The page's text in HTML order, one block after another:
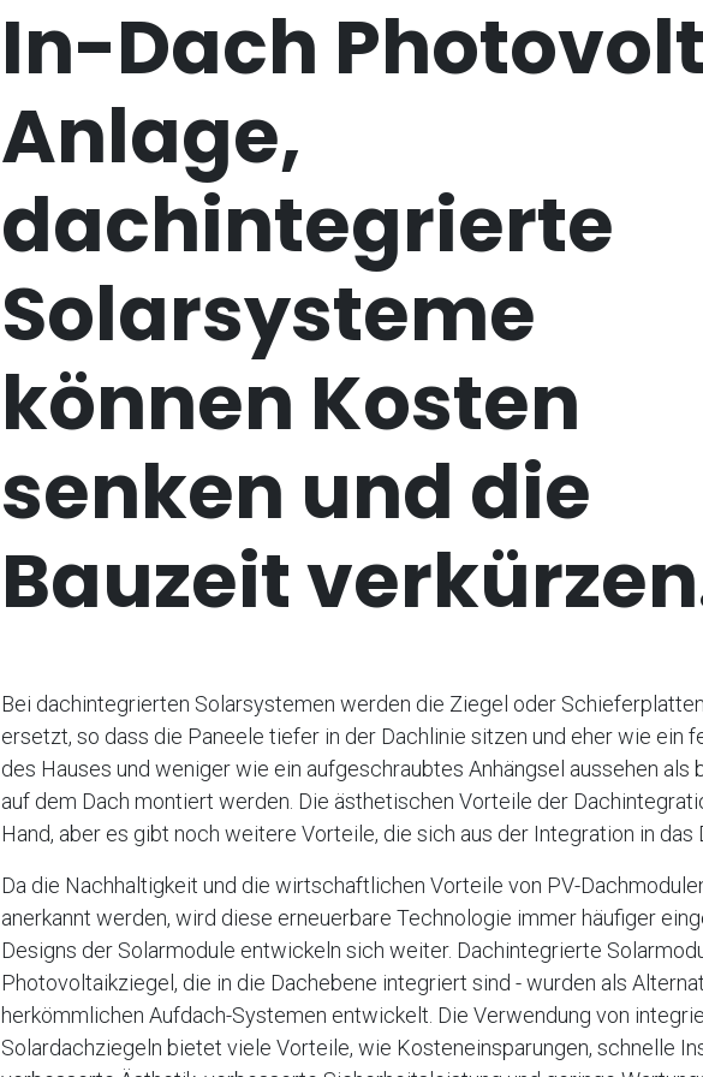
In-Dach
Anlage,
dachintegrierte
Solarsysteme
können Kosten
senken und die
Bauzeit
Bei dachintegrierten Solarsystemen werden die Ziegel oder
ersetzt, so dass die Paneele tiefer in der Dachlinie sitzen und eher wie ein
des Hauses und weniger wie ein aufgeschraubtes Anhängsel aussehen als
auf dem Dach montiert werden. Die ästhetischen Vorteile der
Hand, aber es gibt noch weitere Vorteile, die sich aus der Integration in das
Da die Nachhaltigkeit und die wirtschaftlichen Vorteile von PV-
anerkannt werden, wird diese erneuerbare Technologie immer häufiger
Designs der Solarmodule entwickeln sich weiter. Dachintegrierte
Photovoltaikziegel, die in die Dachebene integriert sind - wurden als
herkömmlichen Aufdach-Systemen entwickelt. Die Verwendung von
Solardachziegeln bietet viele Vorteile, wie Kosteneinsparungen, schnelle